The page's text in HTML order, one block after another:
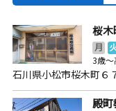
桜木
月
3歳～
石川県小松市桜木町
殿